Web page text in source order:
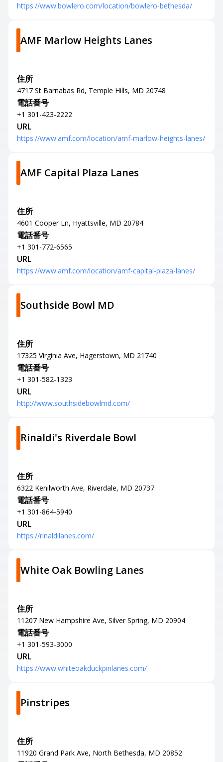
https://www.bowlero.com/location/bowlero-bethesda/
AMF Marlow Heights Lanes
住所
4717 St Barnabas Rd, Temple Hills, MD 20748
電話番号
+1 301-423-2222
URL
https://www.amf.com/location/amf-marlow-heights-lanes/
AMF Capital Plaza Lanes
住所
4601 Cooper Ln, Hyattsville, MD 20784
電話番号
+1 301-772-6565
URL
https://www.amf.com/location/amf-capital-plaza-lanes/
Southside Bowl MD
住所
17325 Virginia Ave, Hagerstown, MD 21740
電話番号
+1 301-582-1323
URL
http://www.southsidebowlmd.com/
Rinaldi's Riverdale Bowl
住所
6322 Kenilworth Ave, Riverdale, MD 20737
電話番号
+1 301-864-5940
URL
https://rinaldilanes.com/
White Oak Bowling Lanes
住所
11207 New Hampshire Ave, Silver Spring, MD 20904
電話番号
+1 301-593-3000
URL
https://www.whiteoakduckpinlanes.com/
Pinstripes
住所
11920 Grand Park Ave, North Bethesda, MD 20852